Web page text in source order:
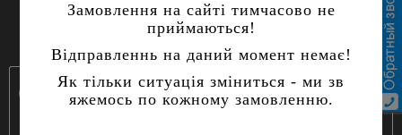
ПІДПИСАТИСЬ
(067) 477-07-64
ЗАМОВЛЕННЯ ПО ТЕЛЕФОНУ
Замовлення на сайті тимчасово не
приймаються!
Відправленнь на даний момент немає!
Як тільки ситуація зміниться - ми зв
яжемось по кожному замовленню.